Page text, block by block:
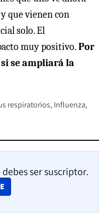
que vienen con
solo. El
muy positivo. Por
se ampliará la
respiratorios Influenza
ser suscriptor.
WINDOW